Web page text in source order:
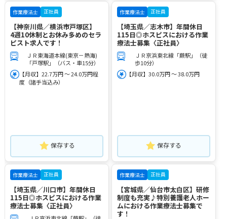
作業療法士 正社員
【神奈川県／横浜市戸塚区】
4週10休制とお休み多めのセラ
ピスト求人です！
ＪＲ東海道本線(東京－熱海)
「戸塚駅」（バス・車15分）
【月収】22.7万円 ～ 24.0万円程
度（諸手当込み）
保存する
作業療法士 正社員
【埼玉県／志木市】年間休日
115日◎ホスピスにおける作業
療法士募集〈正社員〉
ＪＲ京浜東北線「蕨駅」（徒
歩10分）
【月収】30.0万円 ～ 38.0万円
保存する
作業療法士 正社員
【埼玉県／川口市】年間休日
115日◎ホスピスにおける作業
療法士募集〈正社員〉
作業療法士 正社員
【宮城県／仙台市太白区】研修
制度も充実♪特別養護老人ホー
ムにおける作業療法士募集で
す！